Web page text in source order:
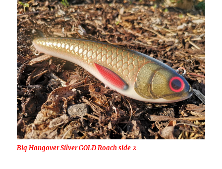
Big Hangover Silver GOLD Roach side 2